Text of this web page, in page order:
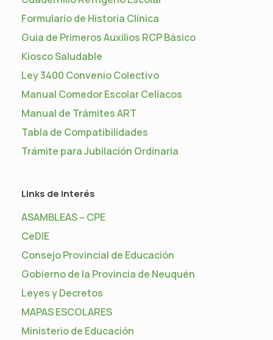
Formulario de Historia Clínica
Guia de Primeros Auxilios RCP Básico
Kiosco Saludable
Ley 3400 Convenio Colectivo
Manual Comedor Escolar Celíacos
Manual de Trámites ART
Tabla de Compatibilidades
Trámite para Jubilación Ordinaria
Links de interés
ASAMBLEAS – CPE
CeDIE
Consejo Provincial de Educación
Gobierno de la Provincia de Neuquén
Leyes y Decretos
MAPAS ESCOLARES
Ministerio de Educación